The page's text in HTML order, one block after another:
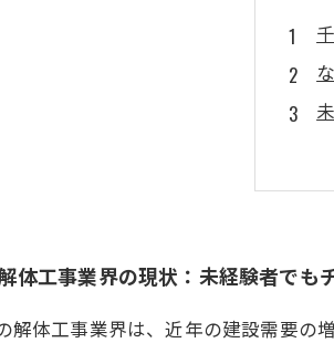
体工事業界の現状：未経験者でも
解体工事業界は、近年の建設需要の